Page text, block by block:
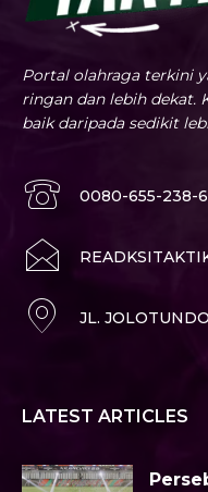
Portal olahraga terkini
ringan dan lebih dekat.
baik daripada sedikit
0080-655-238-
JL.
LATEST ARTICLES